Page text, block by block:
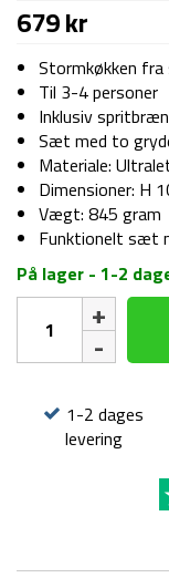
679kr
Stormkøkken fra
Til 3-4 personer
Inklusiv
Sæt med to
Materiale:
Dimensioner: H
Vægt: 845 gram
Funktionelt sæt
På lager - 1-2
Stormkøkken
Trangia
1-2 dages
levering